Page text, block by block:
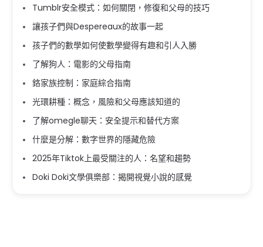
Tumblr安全模式：如何關閉，修復和父母的技巧
讓孩子們與Despereaux的故事一起
孩子們的數學如何使數學變得有趣和引人入勝
了解狗人：電影的父母指南
鉻家族控制：家庭綜合指南
光環耕種：概念，風險和父母應該知道的
了解omegle聊天：安全提示和替代方案
什麼是分解：數字世界的隱藏危險
2025年Tiktok上最受關注的人：名望和趨勢
Doki Doki文學俱樂部：揭開視覺小說的感覺